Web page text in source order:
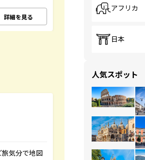
詳細を見る
気分で地図
アフリカ
日本
人気スポット